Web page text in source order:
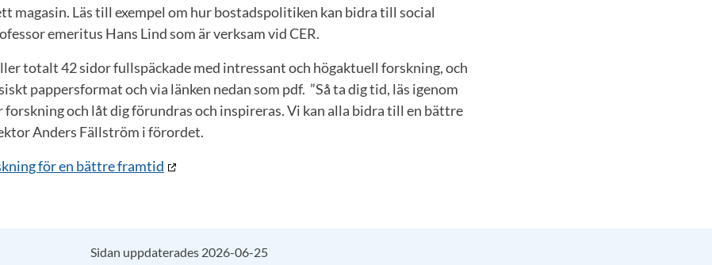
magasin. Läs till exempel om hur bostadspolitiken kan bidra till social
emeritus Hans Lind som är verksam vid CER.
totalt 42 sidor fullspäckade med intressant och högaktuell forskning, och
pappersformat och via länken nedan som pdf. ”Så ta dig tid, läs igenom
forskning och låt dig förundras och inspireras. Vi kan alla bidra till en bättre
Anders Fällström i förordet.
för en bättre framtid
Sidan uppdaterades 2026-06-25